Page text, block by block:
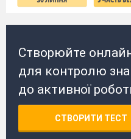
Створюйте
для контролю
до активної
СТВОРИТИ ТЕСТ